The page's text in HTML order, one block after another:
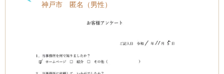
神戸市 匿名（男性）